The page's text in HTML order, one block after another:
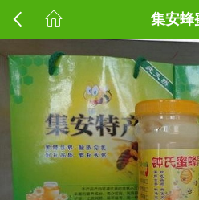
集安蜂